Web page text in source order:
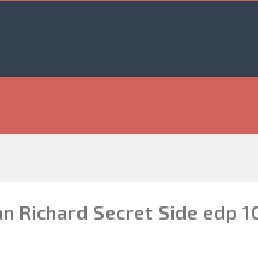
Richard Secret Side edp